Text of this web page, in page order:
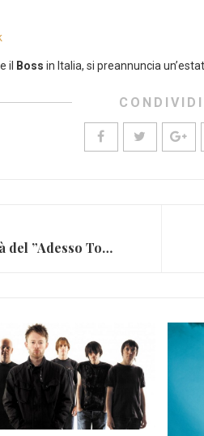
il Boss in Italia, si preannuncia
CONDIVIDI
Emma Marrone, ecco le novità del ”Adesso Tour” (DATE E VIDEO)